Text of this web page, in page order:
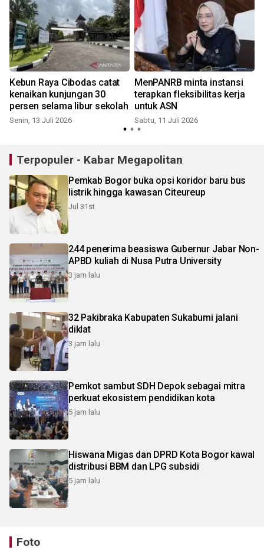
Kebun Raya Cibodas catat
kenaikan kunjungan 30
persen selama libur sekolah
Senin, 13 Juli 2026
MenPANRB minta instansi
terapkan fleksibilitas kerja
untuk ASN
Sabtu, 11 Juli 2026
Terpopuler - Kabar Megapolitan
Pemkab Bogor buka opsi koridor baru bus
listrik hingga kawasan Citeureup
Jul 31st
244 penerima beasiswa Gubernur Jabar Non-
APBD kuliah di Nusa Putra University
3 jam lalu
32 Pakibraka Kabupaten Sukabumi jalani
diklat
3 jam lalu
Pemkot sambut SDH Depok sebagai mitra
perkuat ekosistem pendidikan kota
5 jam lalu
Hiswana Migas dan DPRD Kota Bogor kawal
distribusi BBM dan LPG subsidi
5 jam lalu
Foto